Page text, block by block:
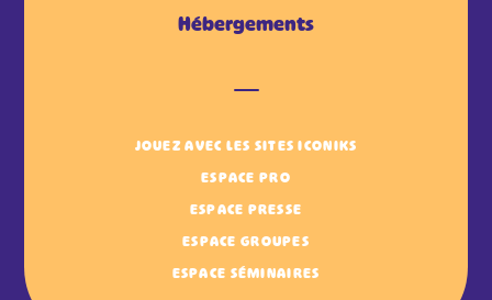
Hébergements
JOUEZ AVEC LES SITES ICONIKS
ESPACE PRO
ESPACE PRESSE
ESPACE GROUPES
ESPACE SÉMINAIRES